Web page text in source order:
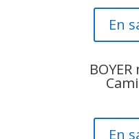
En
BOYER
En